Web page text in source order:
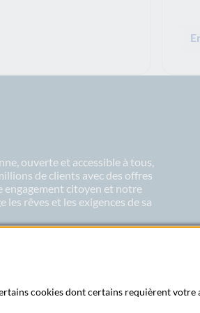
ouverte et accessible à tous,
de clients avec des offres
engagement citoyen et notre
rêves et les exigences de sa
cookies dont certains requièrent votre